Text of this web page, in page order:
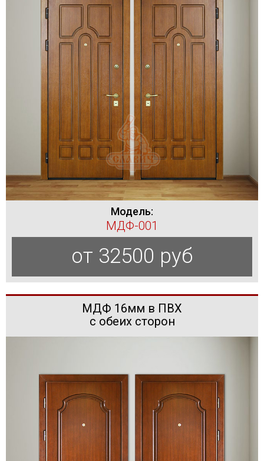
Модель:
МДФ-001
от 32500 руб
МДФ 16мм в ПВХ
с обеих сторон